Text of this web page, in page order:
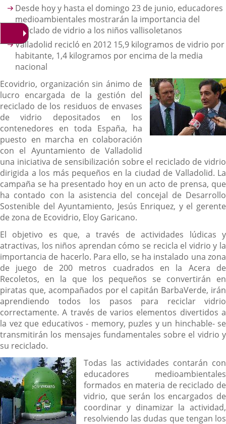
Descripción
Desde hoy y hasta el domingo 23 de junio, educadores
medioambientales mostrarán la importancia del
reciclado de vidrio a los niños vallisoletanos
Valladolid recicló en 2012 15,9 kilogramos de vidrio por
habitante, 1,4 kilogramos por encima de la media
nacional
Ecovidrio, organización sin ánimo de
lucro encargada de la gestión del
reciclado de los residuos de envases
de vidrio depositados en los
contenedores en toda España, ha
puesto en marcha en colaboración
con el Ayuntamiento de Valladolid
una iniciativa de sensibilización sobre el reciclado de vidrio
dirigida a los más pequeños en la ciudad de Valladolid. La
campaña se ha presentado hoy en un acto de prensa, que
ha contado con la asistencia del concejal de Desarrollo
Sostenible del Ayuntamiento, Jesús Enriquez, y el gerente
de zona de Ecovidrio, Eloy Garicano.
El objetivo es que, a través de actividades lúdicas y
atractivas, los niños aprendan cómo se recicla el vidrio y la
importancia de hacerlo. Para ello, se ha instalado una zona
de juego de 200 metros cuadrados en la Acera de
Recoletos, en la que los pequeños se convertirán en
piratas que, acompañados por el capitán BarbaVerde, irán
aprendiendo todos los pasos para reciclar vidrio
correctamente. A través de varios elementos divertidos a
la vez que educativos - memory, puzles y un hinchable- se
transmitirán los mensajes fundamentales sobre el vidrio y
su reciclado.
Todas las actividades contarán con
educadores medioambientales
formados en materia de reciclado de
vidrio, que serán los encargados de
coordinar y dinamizar la actividad,
resolviendo las dudas que tengan los